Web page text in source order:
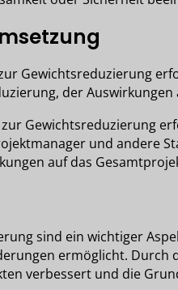
Gewichtsreduzierung
der
Gewichtsreduzierung
und andere
auf das
sind ein wichtiger
ermöglicht. Durch
verbessert und die